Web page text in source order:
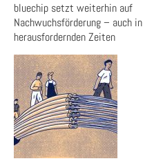
bluechip setzt weiterhin auf
Nachwuchsförderung – auch in
herausfordernden Zeiten